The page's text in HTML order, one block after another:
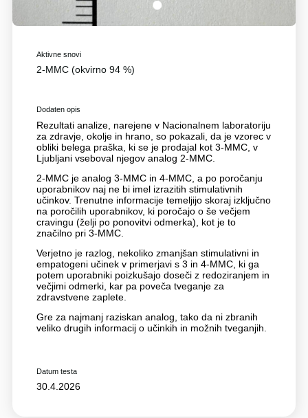
1
Aktivne snovi
2-MMC (okvirno 94 %)
Dodaten opis
Rezultati analize, narejene v Nacionalnem laboratoriju
za zdravje, okolje in hrano, so pokazali, da je vzorec v
obliki belega praška, ki se je prodajal kot 3-MMC, v
Ljubljani vseboval njegov analog 2-MMC.
2-MMC je analog 3-MMC in 4-MMC, a po poročanju
uporabnikov naj ne bi imel izrazitih stimulativnih
učinkov. Trenutne informacije temeljijo skoraj izključno
na poročilih uporabnikov, ki poročajo o še večjem
cravingu (želji po ponovitvi odmerka), kot je to
značilno pri 3-MMC.
Verjetno je razlog, nekoliko zmanjšan stimulativni in
empatogeni učinek v primerjavi s 3 in 4-MMC, ki ga
potem uporabniki poizkušajo doseči z redoziranjem in
večjimi odmerki, kar pa poveča tveganje za
zdravstvene zaplete.
Gre za najmanj raziskan analog, tako da ni zbranih
veliko drugih informacij o učinkih in možnih tveganjih.
Datum testa
30.4.2026